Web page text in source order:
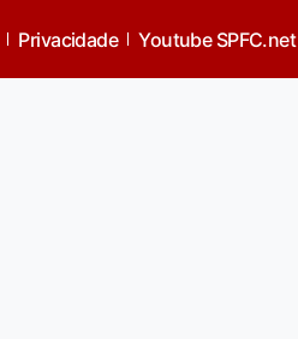
Privacidade Youtube SPFC.net